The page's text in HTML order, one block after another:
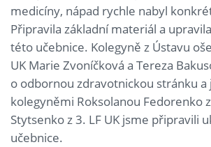
medicíny, nápad rychle nabyl
Připravila základní materiál a
této učebnice. Kolegyně z Ústavu
UK Marie Zvoníčková a Tereza
o odbornou zdravotnickou stránku a
kolegyněmi Roksolanou Fedorenko
Stytsenko z 3. LF UK jsme připravili
učebnice.